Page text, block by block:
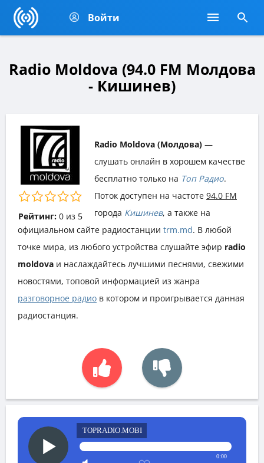
Войти
Radio Moldova (94.0 FM Молдова
- Кишинев)
Рейтинг: 0из 5
Radio Moldova (Молдова) —
слушать онлайн в хорошем качестве
бесплатно только на Топ Радио.
Поток доступен на частоте 94.0 FM
города Кишинев, а также на
официальном сайте радиостанции trm.md. В любой
точке мира, из любого устройства слушайте эфир radio
moldova и наслаждайтесь лучшими песнями, свежими
новостями, топовой информацией из жанра
разговорное радио в котором и проигрывается данная
радиостанция.
TOPRADIO.MOBI
0:00